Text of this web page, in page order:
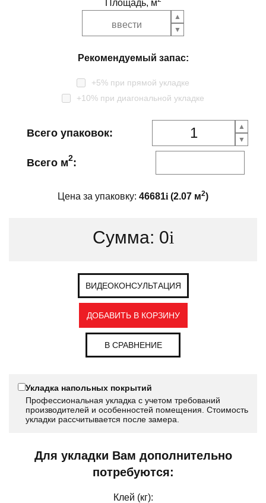
Площадь, м
Рекомендуемый запас:
+5% при прямой укладке
+10% при диагональной укладке
Всего упаковок:
Всего м2:
Цена за упаковку: 46681i (2.07 м2)
Сумма: 0i
ВИДЕОКОНСУЛЬТАЦИЯ
ДОБАВИТЬ В КОРЗИНУ
В СРАВНЕНИЕ
Укладка напольных покрытий
Профессиональная укладка с учетом требований
производителей и особенностей помещения. Стоимость
укладки рассчитывается после замера.
Для укладки Вам дополнительно
потребуются:
Клей (кг):